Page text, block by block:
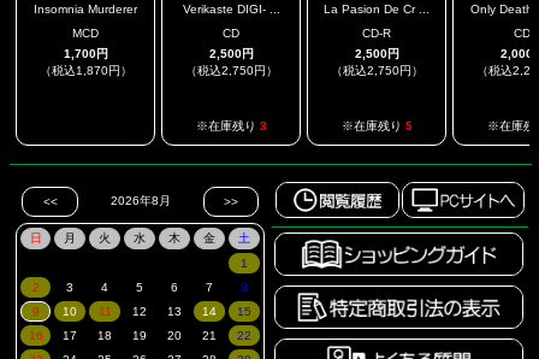
Insomnia Murderer
MCD
1,700円
（税込1,870円）
Verikaste DIGI- ...
CD
2,500円
（税込2,750円）
※在庫残り 3
La Pasion De Cr ...
CD-R
2,500円
（税込2,750円）
※在庫残り 5
Only Death
CD
2,000
（税込
※在庫残